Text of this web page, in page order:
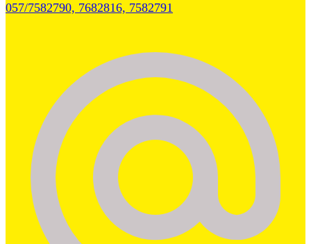
057/7582790, 7682816, 7582791